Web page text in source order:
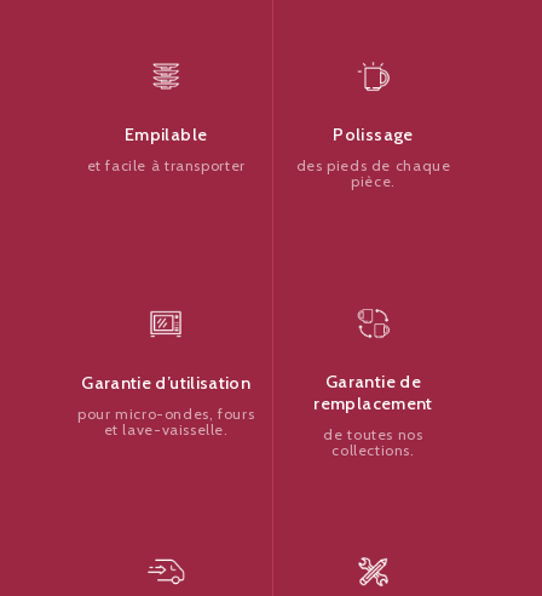
Empilable
et facile à transporter
Polissage
des pieds de chaque
pièce.
Garantie d’utilisation
pour micro-ondes, fours
et lave-vaisselle.
Garantie de
remplacement
de toutes nos
collections.